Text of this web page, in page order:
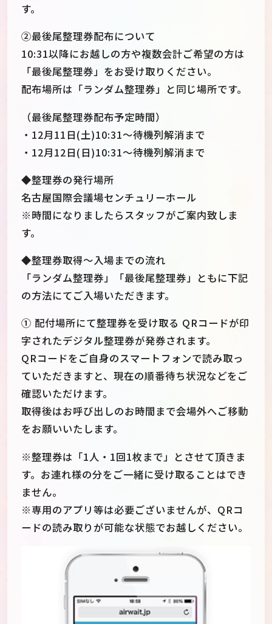
す。
②最後尾整理券配布について
10:31以降にお越しの方や複数会計ご希望の方は
「最後尾整理券」をお受け取りください。
配布場所は「ランダム整理券」と同じ場所です。
（最後尾整理券配布予定時間）
・12月11日(土)10:31～待機列解消まで
・12月12日(日)10:31～待機列解消まで
◆整理券の発行場所
名古屋国際会議場センチュリーホール
※時間になりましたらスタッフがご案内致しま
す。
◆整理券取得～入場までの流れ
「ランダム整理券」「最後尾整理券」ともに下記
の方法にてご入場いただきます。
① 配付場所にて整理券を受け取る QRコードが印
字されたデジタル整理券が発券されます。
QRコードをご自身のスマートフォンで読み取っ
ていただきますと、現在の順番待ち状況などをご
確認いただけます。
取得後はお呼び出しのお時間まで会場外へご移動
をお願いいたします。
※整理券は「1人・1回1枚まで」とさせて頂きま
す。お連れ様の分をご一緒に受け取ることはでき
ません。
※専用のアプリ等は必要ございませんが、QRコ
ードの読み取りが可能な状態でお越しください。